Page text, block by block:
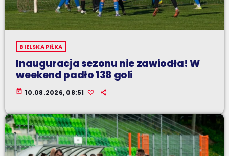
BIELSKA PIŁKA
Inauguracja sezonu nie zawiodła! W
weekend padło 138 goli
today 10.08.2026, 08:51